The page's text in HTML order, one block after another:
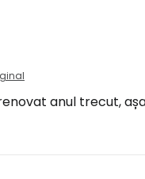
anul trecut,